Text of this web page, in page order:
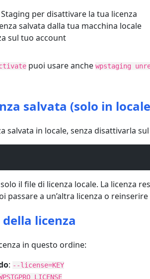
per disattivare la tua licenza
salvata dalla tua macchina locale
sul tuo account
puoi usare anchewpstaging
salvata (solo in
salvata in locale, senza disattivarla
il file di licenza locale. La licenza
passare a un’altra licenza o reinserire
licenza
in questo ordine:
: --license=KEY